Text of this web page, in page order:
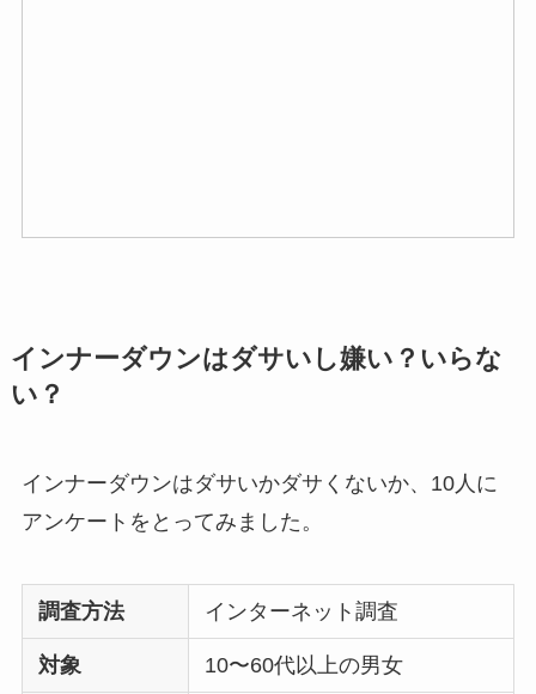
インナーダウンはダサいし嫌い？いらな
い？
インナーダウンはダサいかダサくないか、10人に
アンケートをとってみました。
調査方法 インターネット調査
対象 10〜60代以上の男女